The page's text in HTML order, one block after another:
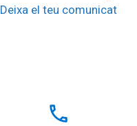
Deixa el teu comunicat
local_phone